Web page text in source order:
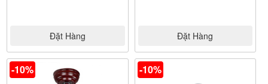
Đặt Hàng Đặt Hàng
-10% -10%